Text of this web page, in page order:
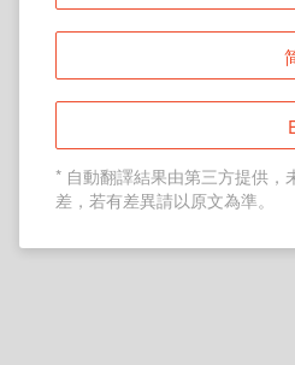
* 自動翻譯結果由第三方提供，
差，若有差異請以原文為準。